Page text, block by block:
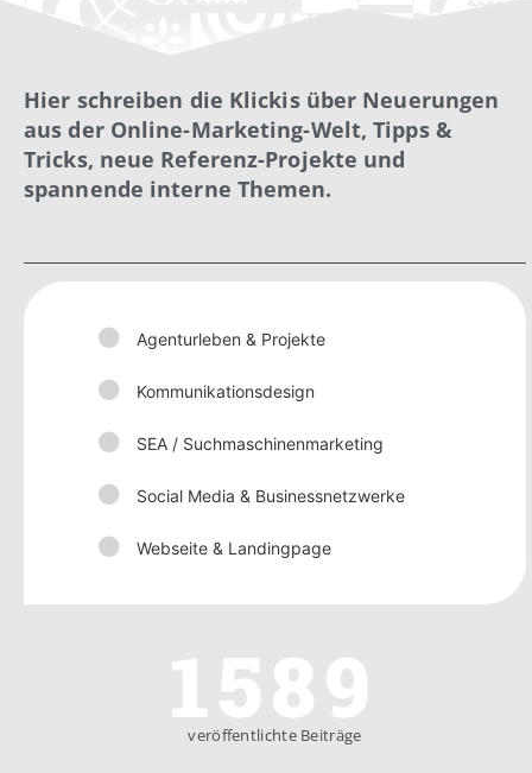
Hier schreiben die Klickis über Neuerungen
aus der Online-Marketing-Welt, Tipps &
Tricks, neue Referenz-Projekte und
spannende interne Themen.
Agenturleben & Projekte
Kommunikationsdesign
SEA / Suchmaschinenmarketing
Social Media & Businessnetzwerke
Webseite & Landingpage
veröffentlichte Beiträge
1589